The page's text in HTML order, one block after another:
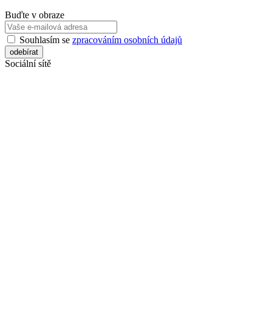
Buďte v obraze
Souhlasím se zpracováním osobních údajů
Sociální sítě